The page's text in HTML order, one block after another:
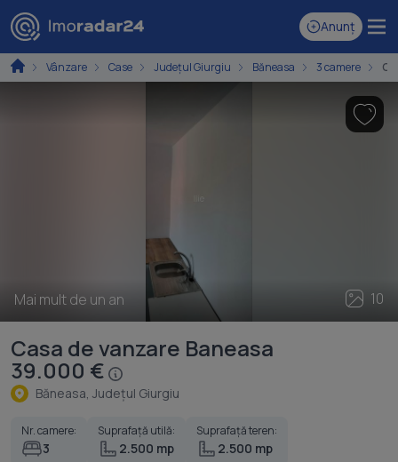
Anunț
Vânzare Case Județul Giurgiu Băneasa 3 camere
Mai mult de un an 10
Casa de vanzare Baneasa
39.000 €
Băneasa, Judeţul Giurgiu
Nr. camere:
3
Suprafață utilă:
2.500 mp
Suprafață teren:
2.500 mp